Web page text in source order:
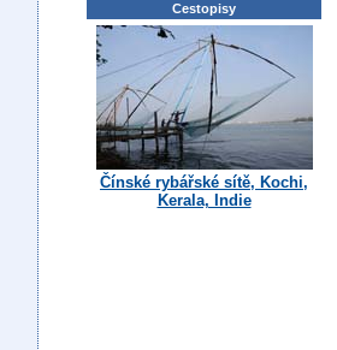
Cestopisy
Čínské rybářské sítě, Kochi,
Kerala, Indie